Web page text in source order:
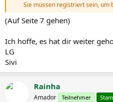
Sie müssen registriert sein, um
(Auf Seite 7 gehen)
Ich hoffe, es hat dir weiter
LG
Sivi
Rainha
Amador Teilnehmer